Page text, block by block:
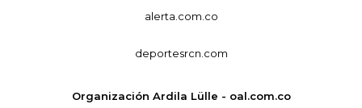
alerta.com.co
deportesrcn.com
Organización Ardila Lülle - oal.com.co